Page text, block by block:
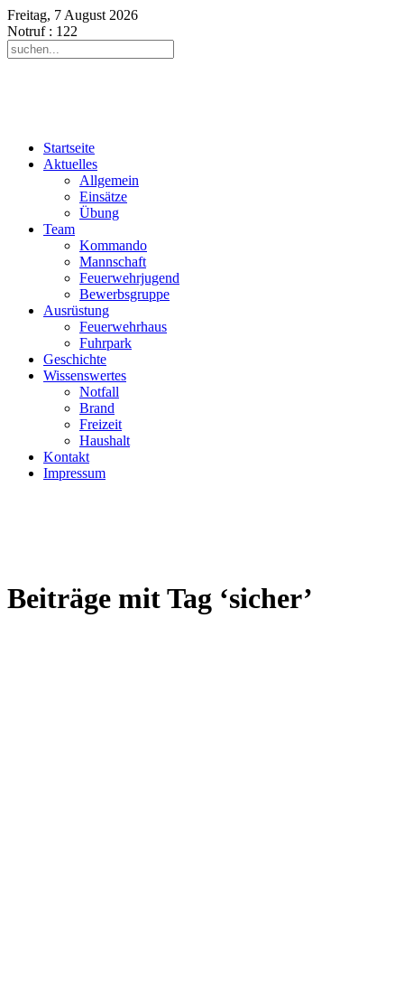
Freitag, 7 August 2026
Notruf: 122
Startseite
Aktuelles
Allgemein
Einsätze
Übung
Team
Kommando
Mannschaft
Feuerwehrjugend
Bewerbsgruppe
Ausrüstung
Feuerwehrhaus
Fuhrpark
Geschichte
Wissenswertes
Notfall
Brand
Freizeit
Haushalt
Kontakt
Impressum
Beiträge mit Tag ‘sicher’